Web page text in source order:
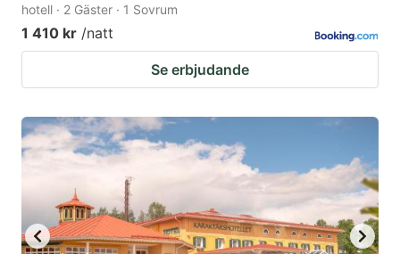
hotell · 2 Gäster · 1 Sovrum
1 410 kr /natt
Se erbjudande